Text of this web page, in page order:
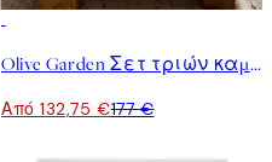
Olive Garden Σετ τριών καμβάδων
Από 132,75 €177 €